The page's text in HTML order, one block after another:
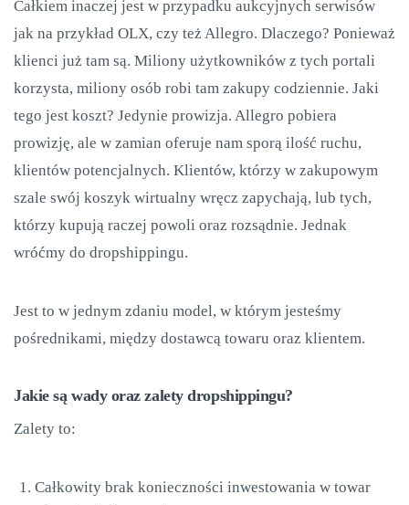
Całkiem inaczej jest w przypadku aukcyjnych serwisów
jak na przykład OLX, czy też Allegro. Dlaczego? Ponieważ
klienci już tam są. Miliony użytkowników z tych portali
korzysta, miliony osób robi tam zakupy codziennie. Jaki
tego jest koszt? Jedynie prowizja. Allegro pobiera
prowizję, ale w zamian oferuje nam sporą ilość ruchu,
klientów potencjalnych. Klientów, którzy w zakupowym
szale swój koszyk wirtualny wręcz zapychają, lub tych,
którzy kupują raczej powoli oraz rozsądnie. Jednak
wróćmy do dropshippingu.
Jest to w jednym zdaniu model, w którym jesteśmy
pośrednikami, między dostawcą towaru oraz klientem.
Jakie są wady oraz zalety dropshippingu?
Zalety to:
Całkowity brak konieczności inwestowania w towar